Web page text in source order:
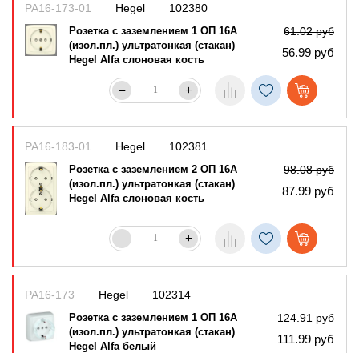
102380
РА16-173-01
Розетка с заземлением 1 ОП 16А
(изол.пл.) ультратонкая (стакан)
Hegel Alfa слоновая кость
61.02 руб
56.99 руб
Hegel
– +
102381
РА16-183-01
Розетка с заземлением 2 ОП 16А
(изол.пл.) ультратонкая (стакан)
Hegel Alfa слоновая кость
98.08 руб
87.99 руб
Hegel
– +
102314
РА16-173
Розетка с заземлением 1 ОП 16А
(изол.пл.) ультратонкая (стакан)
Hegel Alfa белый
124.91 руб
111.99 руб
Hegel